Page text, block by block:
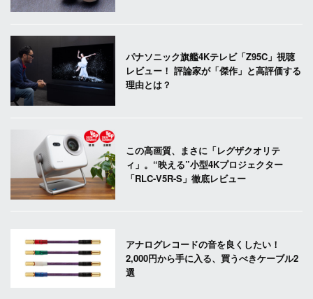
パナソニック旗艦4Kテレビ「Z95C」視聴
レビュー！ 評論家が「傑作」と高評価する
理由とは？
この高画質、まさに「レグザクオリテ
ィ」。“映える”小型4Kプロジェクター
「RLC-V5R-S」徹底レビュー
アナログレコードの音を良くしたい！
2,000円から手に入る、買うべきケーブル2
選